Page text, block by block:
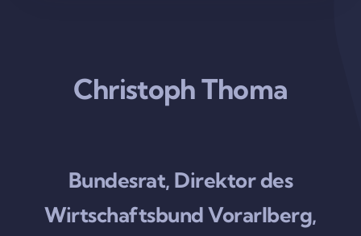
Christoph Thoma
Bundesrat, Direktor des
Wirtschaftsbund Vorarlberg,